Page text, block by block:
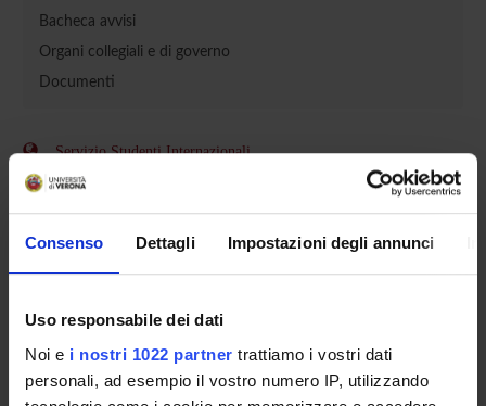
Consenso Dettagli Impostazioni degli annunci
Uso responsabile dei dati
Noi e i nostri 1022 partner trattiamo i vostri dati
personali, ad esempio il vostro numero IP, utilizzando
Bacheca avvisi
Organi collegiali e di governo
Documenti
Servizio Studenti Internazionali
CORSI DI LAUREA MAGISTRALE